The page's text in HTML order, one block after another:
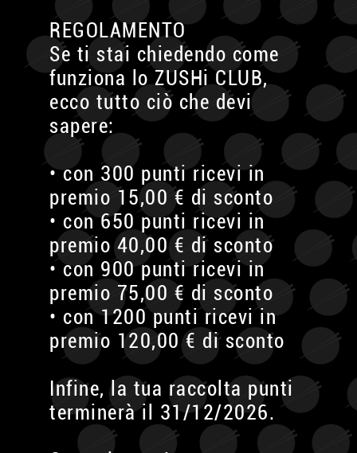
REGOLAMENTO
Se ti stai chiedendo come
funziona lo ZUSHi CLUB,
ecco tutto ciò che devi
sapere:
• con 300 punti ricevi in
premio 15,00 € di sconto
• con 650 punti ricevi in
premio 40,00 € di sconto
• con 900 punti ricevi in
premio 75,00 € di sconto
• con 1200 punti ricevi in
premio 120,00 € di sconto
Infine, la tua raccolta punti
terminerà il 31/12/2026.